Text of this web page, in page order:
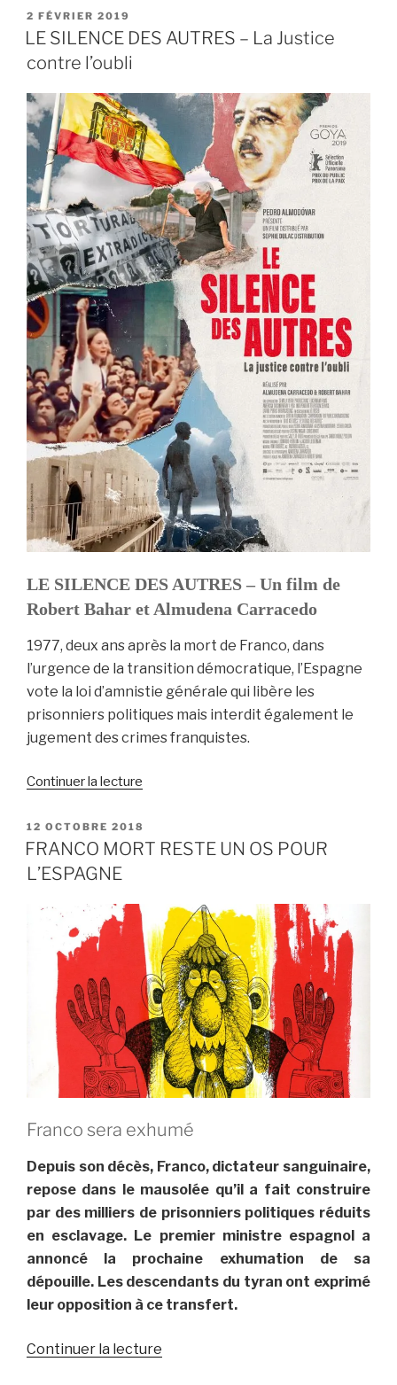
icône
résistance
républicaine
espagnole »
PUBLIÉ
LE
2 FÉVRIER 2019
LE SILENCE DES AUTRES – La Justice
contre l’oubli
LE SILENCE DES AUTRES – Un film de
Robert Bahar et Almudena Carracedo
1977, deux ans après la mort de Franco, dans
l’urgence de la transition démocratique, l’Espagne
vote la loi d’amnistie générale qui libère les
prisonniers politiques mais interdit également le
jugement des crimes franquistes.
Continuer la lecture
DES
Justice
contre
l’oubli »
PUBLIÉ
LE
12 OCTOBRE 2018
FRANCO MORT RESTE UN OS POUR
L’ESPAGNE
Franco sera exhumé
Depuis son décès, Franco, dictateur sanguinaire,
repose dans le mausolée qu’il a fait construire
par des milliers de prisonniers politiques réduits
en esclavage. Le premier ministre espagnol a
annoncé la prochaine exhumation de sa
dépouille. Les descendants du tyran ont exprimé
leur opposition à ce transfert.
Continuer la lecture